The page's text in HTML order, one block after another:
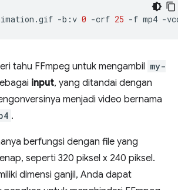
-b:v 0 -crf 25 -f mp4 -
tahu FFmpeg untuk mengambil my-
input, yang ditandai dengan
menjadi video bernama
.
berfungsi dengan file yang
seperti 320 piksel x 240 piksel.
dimensi ganjil, Anda dapat